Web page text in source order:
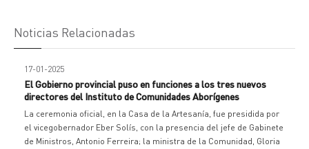
Noticias Relacionadas
17-01-2025
El Gobierno provincial puso en funciones a los tres nuevos
directores del Instituto de Comunidades Aborígenes
La ceremonia oficial, en la Casa de la Artesanía, fue presidida por
el vicegobernador Eber Solís, con la presencia del jefe de Gabinete
de Ministros, Antonio Ferreira; la ministra de la Comunidad, Gloria